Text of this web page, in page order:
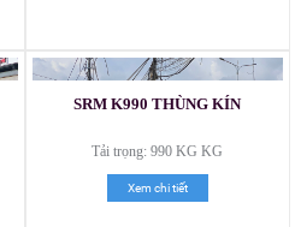
SRM K990 THÙNG KÍN
Tải trọng: 990 KG KG
Xem chi tiết